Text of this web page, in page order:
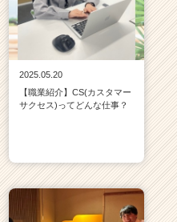
2025.05.20
【職業紹介】CS(カスタマー
サクセス)ってどんな仕事？